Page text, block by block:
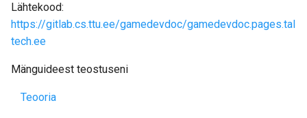
Lähtekood:
https://gitlab.cs.ttu.ee/gamedevdoc/gamedevdoc.pages.tal
tech.ee
Mänguideest teostuseni
Teooria